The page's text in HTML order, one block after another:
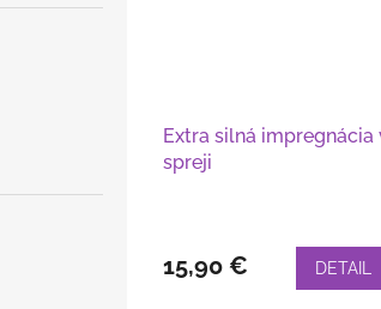
Extra silná impregnácia
spreji
15,90 € DETAIL